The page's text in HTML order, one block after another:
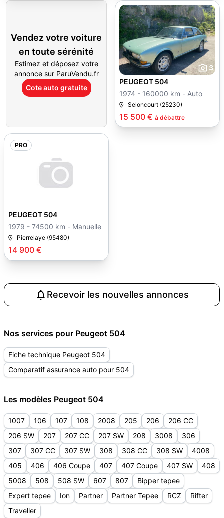
Vendez votre voiture
en toute sérénité
Estimez et déposez votre
annonce sur ParuVendu.fr
Cote auto gratuite
3
15 500 € à débattre
PEUGEOT 504
1974 - 160000 km - Auto
Seloncourt (25230)
PRO
14 900 €
PEUGEOT 504
1979 - 74500 km - Manuelle
Pierrelaye (95480)
Recevoir les nouvelles annonces
Nos services pour Peugeot 504
Fiche technique Peugeot 504
Comparatif assurance auto pour 504
Les modèles Peugeot 504
1007 106 107 108 2008 205 206
206 CC
206 SW
207 207 CC 207 SW 208 3008
306
307
307 CC 307 SW 308 308 CC 308 SW
4008
405
406 406 Coupe 407 407 Coupe 407 SW
408
5008
508 508 SW 607 807
Bipper tepee
Expert tepee
Ion Partner Partner Tepee RCZ
Rifter
Traveller